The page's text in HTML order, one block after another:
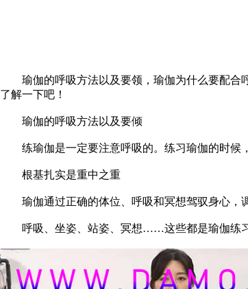
瑜伽的呼吸方法以及要领，瑜伽为什么要配合呼
了解一下吧！
瑜伽的呼吸方法以及要倾
练瑜伽是一定要注意呼吸的。练习瑜伽的时候，
根基扎实是重中之重
瑜伽通过正确的体位、呼吸和冥想驾驭身心，调
呼吸、坐姿、站姿、冥想……这些都是瑜伽练习